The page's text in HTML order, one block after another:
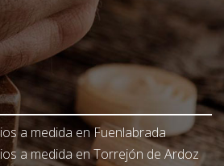
a medida en Fuenlabrada
a medida en Torrejón de Ardoz